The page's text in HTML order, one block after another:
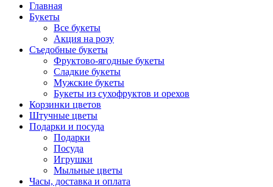
Главная
Букеты
Все букеты
Акция на розу
Съедобные букеты
Фруктово-ягодные букеты
Сладкие букеты
Мужские букеты
Букеты из сухофруктов и орехов
Корзинки цветов
Штучные цветы
Подарки и посуда
Подарки
Посуда
Игрушки
Мыльные цветы
Часы, доставка и оплата